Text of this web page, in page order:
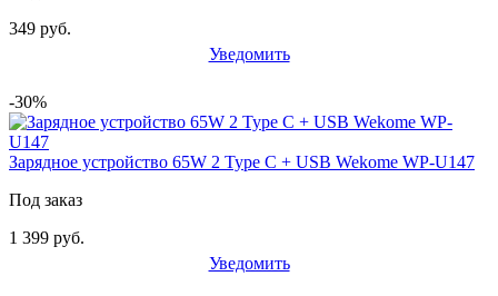
349 руб.
Уведомить
-30%
Зарядное устройство 65W 2 Type C + USB Wekome WP-U147
Под заказ
1 399 руб.
Уведомить